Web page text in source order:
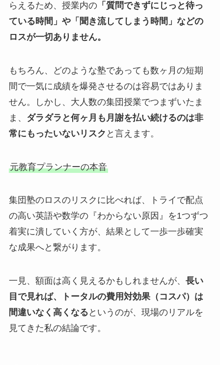
らえるため、授業内の「質問できずにじっと待っ
ている時間」や「聞き流してしまう時間」などの
ロスが一切ありません。
もちろん、どのような塾であっても数ヶ月の短期
間で一気に成績を爆発させるのは容易ではありま
せん。しかし、大人数の集団授業でつまずいたま
ま、 ダラダラと何ヶ月も月謝を払い続けるのは非
常にもったいないリスク と言えます。
元教育プランナーの本音
集団塾のロスのリスクに比べれば、トライで配点
の高い英語や数学の『わからない原因』を1つずつ
着実に潰していく方が、結果として一歩一歩確実
な成果へと繋がります。
一見、額面は高く見えるかもしれませんが、 長い
目で見れば、トータルの費用対効果（コスパ）は
間違いなく高くなる というのが、現場のリアルを
見てきた私の結論です。